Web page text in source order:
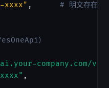
xxxx" , # 明文存在各
）
company.com/v1"
,